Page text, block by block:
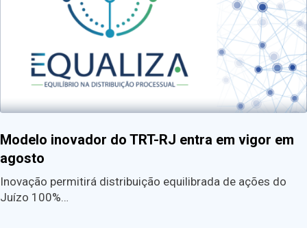
Modelo inovador do TRT-RJ entra em vigor em
agosto
Inovação permitirá distribuição equilibrada de ações do
Juízo 100%…